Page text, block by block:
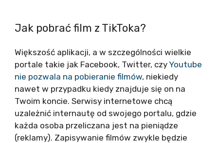
Jak pobrać film z TikToka?
Większość aplikacji, a w szczególności wielkie
portale takie jak Facebook, Twitter, czy Youtube
nie pozwala na pobieranie filmów, niekiedy
nawet w przypadku kiedy znajduje się on na
Twoim koncie. Serwisy internetowe chcą
uzależnić internautę od swojego portalu, gdzie
każda osoba przeliczana jest na pieniądze
(reklamy). Zapisywanie filmów zwykle będzie